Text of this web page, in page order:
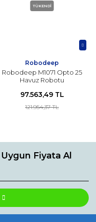
TÜKENDİ
Robodeep
Robodeep M1071 Opto 25
Havuz Robotu
97.563,49 TL
121.954,37 TL
Fiyata Al